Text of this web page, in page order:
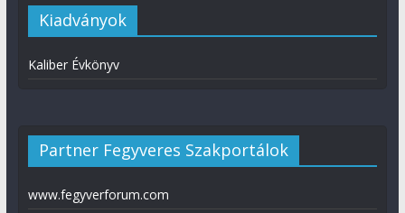
Kiadványok
Kaliber Évkönyv
Partner Fegyveres Szakportálok
www.fegyverforum.com